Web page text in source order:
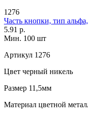
1276
Часть кнопки, тип
5.91 р.
Мин. 100 шт
Артикул 1276
Цвет черный никель
Размер 11,5мм
Материал цветной